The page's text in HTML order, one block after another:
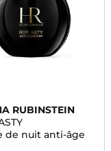
RUBINSTEIN
de nuit anti-âge